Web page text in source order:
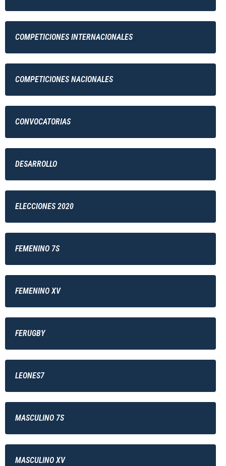
COMPETICIONES INTERNACIONALES
COMPETICIONES NACIONALES
CONVOCATORIAS
DESARROLLO
ELECCIONES 2020
FEMENINO 7S
FEMENINO XV
FERUGBY
LEONES7
MASCULINO 7S
MASCULINO XV